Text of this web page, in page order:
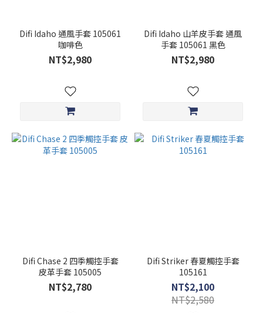
Difi Idaho 通風手套 105061
咖啡色
NT$2,980
Difi Idaho 山羊皮手套 通風
手套 105061 黑色
NT$2,980
Difi Chase 2 四季觸控手套
皮革手套 105005
NT$2,780
Difi Striker 春夏觸控手套
105161
NT$2,100
NT$2,580